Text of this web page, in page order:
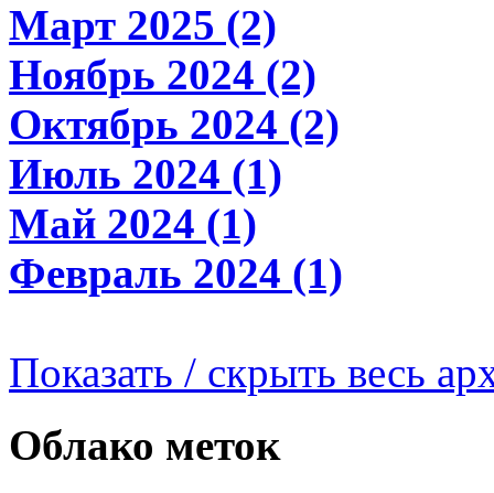
Март 2025 (2)
Ноябрь 2024 (2)
Октябрь 2024 (2)
Июль 2024 (1)
Май 2024 (1)
Февраль 2024 (1)
Показать / скрыть весь
Облако меток